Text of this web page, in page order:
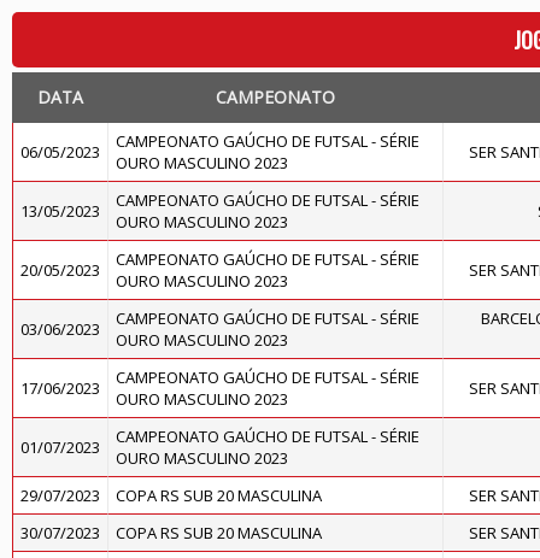
DATA CAMPEONATO
06/05/2023
CAMPEONATO GAÚCHO DE FUTSAL - SÉRIE
OURO MASCULINO 2023
SER
13/05/2023
CAMPEONATO GAÚCHO DE FUTSAL - SÉRIE
OURO MASCULINO 2023
20/05/2023
CAMPEONATO GAÚCHO DE FUTSAL - SÉRIE
OURO MASCULINO 2023
SER
03/06/2023
CAMPEONATO GAÚCHO DE FUTSAL - SÉRIE
OURO MASCULINO 2023
17/06/2023
CAMPEONATO GAÚCHO DE FUTSAL - SÉRIE
OURO MASCULINO 2023
SER
01/07/2023
CAMPEONATO GAÚCHO DE FUTSAL - SÉRIE
OURO MASCULINO 2023
29/07/2023
COPA RS SUB 20 MASCULINA
SER
30/07/2023
COPA RS SUB 20 MASCULINA SER